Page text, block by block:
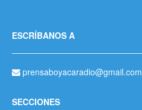
ESCRÍBANOS A
prensaboyacaradio@gmail.com
SECCIONES